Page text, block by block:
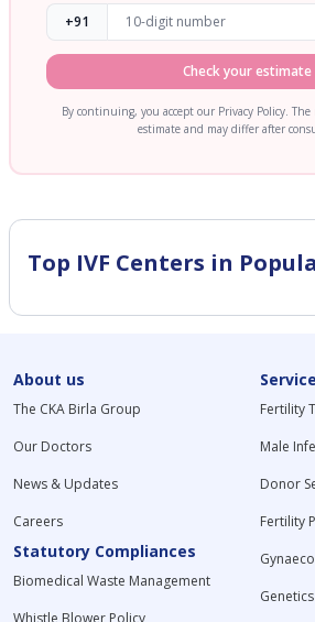
+91
Check your estimate
By continuing, you accept our Privacy Policy.
estimate and may differ after
Top IVF Centers in
About us
The CKA Birla Group
Our Doctors
News & Updates
Careers
Statutory Compliances
Biomedical Waste Management
Whistle Blower Policy
Fertility
Male
Donor
Fertility